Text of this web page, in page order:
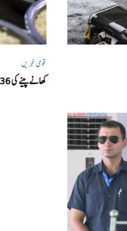
قومی خبریں
کھانے پینے کی 36 بڑی اشیاء میں سے 35 کی قیمتوں میں اضافہ